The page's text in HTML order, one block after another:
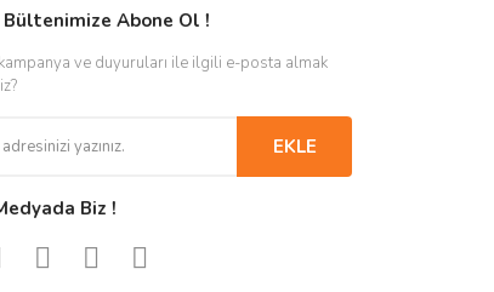
Abone Ol !
kampanya ve duyuruları ile ilgili e-posta almak
EKLE
Biz !